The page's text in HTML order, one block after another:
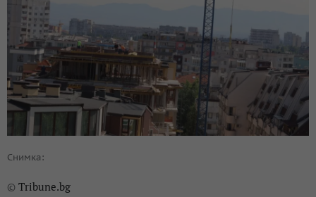
Снимка:
© Tribune.bg